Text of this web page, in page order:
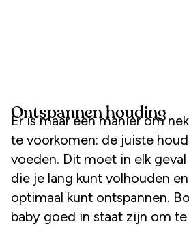
Ontspannen houding
Er is maar een manier om
te voorkomen: de juiste
voeden. Dit moet in elk
die je lang kunt volhouden
optimaal kunt ontspannen.
baby goed in staat zijn om